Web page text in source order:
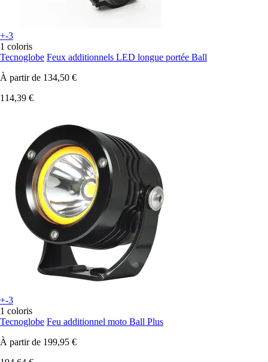
+-3
1 coloris
Tecnoglobe Feux additionnels LED longue portée Ball
À partir de 134,50 €
114,39 €
+-3
1 coloris
Tecnoglobe Feu additionnel moto Ball Plus
À partir de 199,95 €